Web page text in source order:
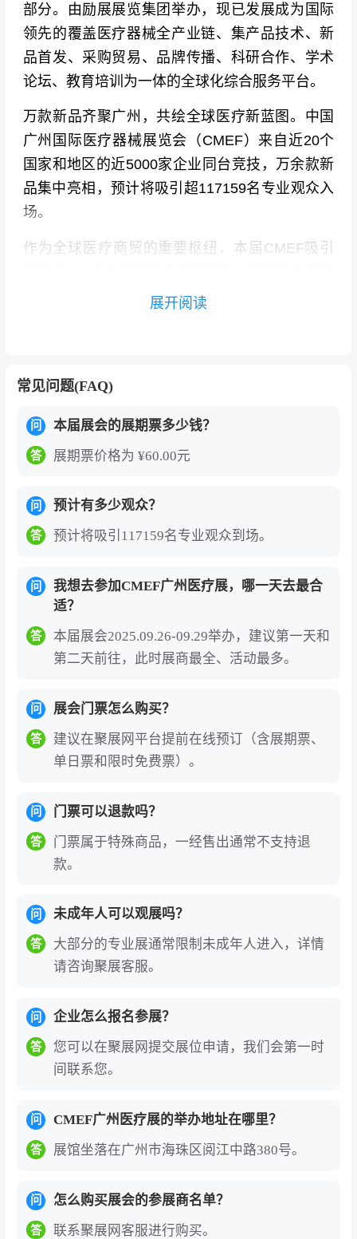
部分。由励展展览集团举办，现已发展成为国际
领先的覆盖医疗器械全产业链、集产品技术、新
品首发、采购贸易、品牌传播、科研合作、学术
论坛、教育培训为一体的全球化综合服务平台。
万款新品齐聚广州，共绘全球医疗新蓝图。中国
广州国际医疗器械展览会（CMEF）来自近20个
国家和地区的近5000家企业同台竞技，万余款新
品集中亮相，预计将吸引超117159名专业观众入
场。
作为全球医疗商贸的重要枢纽，本届CMEF吸引
医疗器械展览会（CMEF）来自孟加拉国、德
元。
CMEF被誉为全球医疗“风向标”。本届展会以“健
康·创新·共享——共绘全球医疗新蓝图”为主题，
量发展论坛等60余场会议论坛，聚焦科技创新、
AI+医疗、数字化转型与国际合作等行业热点议
题，通过深度研讨与精准对接，加速医工转化与
F）为全球健康产业带来前沿科技与观点碰撞的医
中国（广州）国际医疗器械展门票为电子门
定身份证信息，国外观众办理需实名制绑定护
照信息，港澳台观众门票登记需实名制绑定港
澳台通行证，现场刷身份证验证入场或出示电
展商名单部分如下:艾因蒂克科技(上海)有限公
司、宁波正恒国际贸易有限公司、广东威浦电
器有限公司、广东银禧科技股份有限公司、嘉
汇聚500余家参展企业，如需获取完整展商名
录（含展位号、联系方式），可通过展会官网
或聚展网咨询获取。
全球医疗科技旗舰平台
疗器械全产业链的综合性盛会，汇聚全球数千家
医疗企业及数十万专业观众，是企业展示实力、
全产业链一站式覆盖 ：展会设28大主题展区，涵
盖医学影像、体外诊断、医用电子、医疗机器
领域，从核心元器件到终端应用，从专业医疗到
个人健康，精准对接全球采购需求。
展开阅读
常见问题(FAQ)
问 本届展会的展期票多少钱？
答 展期票价格为 ¥60.00元
问 预计有多少观众？
答 预计将吸引117159名专业观众到场。
问
我想去参加CMEF广州医疗展，哪一天去最合
适？
答
本届展会2025.09.26-09.29举办，建议第一天和
第二天前往，此时展商最全、活动最多。
问 展会门票怎么购买？
答
建议在聚展网平台提前在线预订（含展期票、
单日票和限时免费票）。
问 门票可以退款吗？
答
门票属于特殊商品，一经售出通常不支持退
款。
问 未成年人可以观展吗？
答
大部分的专业展通常限制未成年人进入，详情
请咨询聚展客服。
问 企业怎么报名参展？
答
您可以在聚展网提交展位申请，我们会第一时
间联系您。
问 CMEF广州医疗展的举办地址在哪里？
答 展馆坐落在广州市海珠区阅江中路380号。
问 怎么购买展会的参展商名单？
答 联系聚展网客服进行购买。